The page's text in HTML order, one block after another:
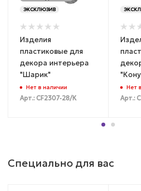
ЭКСКЛЮЗИВ
Изделия
пластиковые для
декора интерьера
"Шарик"
Нет в наличии
Арт.: CF2307-28/К
Нет
Арт.:
Специально для вас